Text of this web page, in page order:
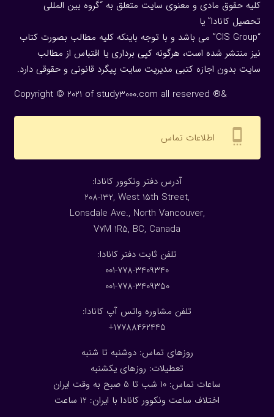
کلیه حقوق مادی و معنوی سایت متعلق به “گروه بین المللی
تحصیل کانادا” یا
“CIS Group” می باشد و با توجه باینکه کلیه مطالب بصورت کتاب
نیز منتشر شده است، هرگونه كپی برداری یا اقتباس از مطالب
سایت بدون اجازه كتبی مدیریت سایت پیگرد قانونی و حقوقی دارد.
Copyright © 2021 of study3000.com all reserved ®&
settings_cell اطلاعات تماس
:آدرس دفتر ونکوور کانادا
208-132, West 15th Street,
Lonsdale Ave., North Vancouver,
V7M 1R5, BC, Canada
:تلفن ثابت دفتر کانادا
001-778-3409340
001-778-3409350
تلفن مشاوره واتس آپ کانادا:
17788462445+
روزهای تماس: دوشنبه تا شنبه
تعطیلات: روزهای یکشنبه
ساعات تماس: 10 شب تا 5 صبح به وقت ایران
اختلاف ساعت ونکوور کانادا با ایران: 1 2 ساعت